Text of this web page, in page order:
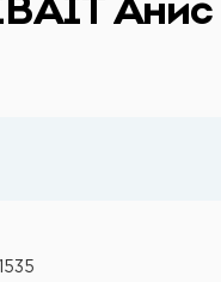
Анис